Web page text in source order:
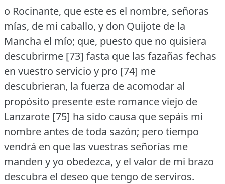
o Rocinante, que este es el nombre, señoras
mías, de mi caballo, y don Quijote de la
Mancha el mío; que, puesto que no quisiera
descubrirme [73] fasta que las fazañas fechas
en vuestro servicio y pro [74] me
descubrieran, la fuerza de acomodar al
propósito presente este romance viejo de
Lanzarote [75] ha sido causa que sepáis mi
nombre antes de toda sazón; pero tiempo
vendrá en que las vuestras señorías me
manden y yo obedezca, y el valor de mi brazo
descubra el deseo que tengo de serviros.